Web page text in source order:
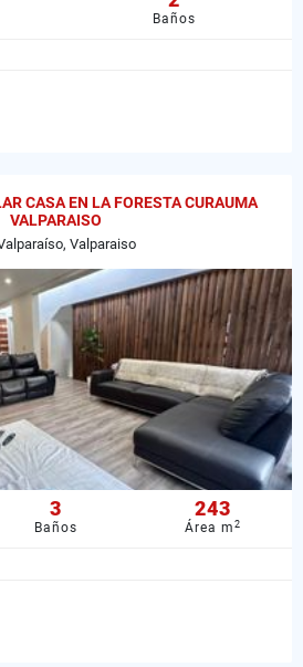
Baños
CASA EN LA FORESTA CURAUMA
VALPARAISO
Valparaiso
3
Baños
243
Área m2